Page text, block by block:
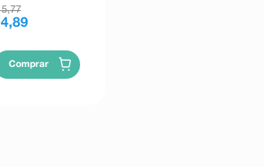
5,77
4,89
Comprar